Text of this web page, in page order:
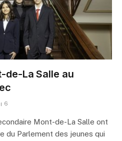
de-La Salle au
6
Mont-de-La Salle ont
du Parlement des jeunes qui